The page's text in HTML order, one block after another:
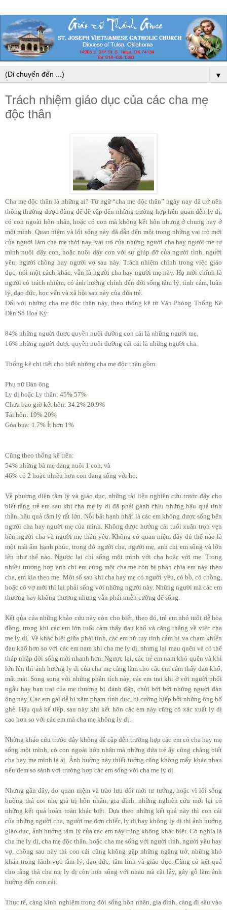
▼
Trách nhiệm giáo dục của các cha mẹ
độc thân
Cha mẹ độc thân là những ai? Từ ngữ “cha mẹ độc thân” ngày nay đã trở nên
thông thường được dùng để đề cập đến những trường hợp liên quan đến ly dị,
có con ngoài hôn nhân, hoặc có con mà không kết hôn nhưng ở chung hay ở
một mình. Quan niệm và lối sống này đã dẫn đến một trong những vai trò mới
của người làm cha mẹ thời nay, vai trò của những người cha hay người mẹ tự
mình nuôi dậy con, hoặc nuôi dậy con với sự giúp đỡ của người tình, người
yêu, người chồng hay người vợ sau này. Trách nhiệm chính trong việc giáo
dục, nói một cách khác, vẫn là người cha hay người mẹ này. Họ mới chính là
người có trách nhiệm, có ảnh hưởng chính đến đời sống tâm lý, tình cảm, luân
lý, đạo đức, học vấn và xã hội sau này của đứa trẻ.
Đối với những cha mẹ độc thân này, theo thống kê từ Văn Phòng Thống Kê
Dân Số Hoa Kỳ:
84% những người được quyền nuôi dưỡng con cái là những người mẹ,
16% những người được quyền nuôi dưỡng cái cái là những người cha.
Thống kê chi tiết cho biết những cha mẹ độc thân gồm:
Phụ nữ Đàn ông
Ly dị hoặc Ly thân: 45% 57%
Chưa bao giờ kết hôn: 34.2% 20.9%
Tái hôn: 19% 20%
Góa bụa: 1.7% Ít hơn 1%
Cũng theo thống kê trên:
54% những bà mẹ đang nuôi 1 con, và
46% có 2 hoặc nhiều hơn con đang sống với họ.
Về phương diện tâm lý và giáo dục, những tài liệu nghiên cứu trước đây cho
biết rằng trẻ em sau khi cha mẹ ly dị đã phải gánh chịu những hậu quả tinh
thần, hậu quả tâm lý rất lớn. Nỗi bất hạnh nhất là các em không được sống bên
người cha hay người mẹ của mình. Không được hưởng cái tuổi xuân trọn vẹn
bên người cha và người mẹ thân yêu. Không có quan niệm đầy đủ thế nào là
một mái ấm hạnh phúc, trong đó người cha, người mẹ, anh chị em sống và lớn
lên như thế nào. Ngược lại chỉ sống một mình với cha hoặc với mẹ. Trong
nhiều trường hợp anh chị em cùng một cha mẹ còn bị phân chia em này theo
cha, em kia theo mẹ. Một số sau khi cha hay mẹ có người yêu, có bồ, có chồng,
hoặc có vợ mới thì lại phải sống với những người này. Những người mà các em
thương hay không thương nhưng vẫn phải miễn cưỡng để sống.
Kết qủa của những khảo cứu này còn cho biết, theo đó, trẻ em nhỏ tuổi dễ hòa
đồng, trong khi các em lớn tuổi cảm thấy đau khổ và căng thẳng về việc cha
mẹ ly dị. Về khác biệt giữa phái tính, các em nữ tuy tình cảm bị va chạm khiến
đau khổ hơn so với các em nam khi cha mẹ ly dị, nhưng lại mau quên và có thể
tháp nhập đời sống mới nhanh hơn. Ngược lại, các trẻ em nam khó quên và khi
lớn lên thì ảnh hưởng ly dị của cha mẹ càng làm cho các em cảm thấy đau khổ,
mất mát. Song song với những phân tích này, các em trai khi ở với người phối
ngẫu hay bạn trai của mẹ thường bị đánh đập, chửi bới bởi những người đàn
ông này. Các em gái dễ bị xâm phạm tình dục, bị cưỡng hiếp bởi những ông bố
ghẻ. Hậu quả kế tiếp, sau này khi kết hôn các em này cũng có xác xuất ly dị
cao hơn so với các em mà cha mẹ không ly dị.
Những khảo cứu trước đây không đề cập đến trường hợp các em có cha hay mẹ
sống một mình, có con ngoài hôn nhân mà những đứa trẻ ấy cũng chẳng biết
cha hay mẹ mình là ai. Ảnh hưởng này thiết tưởng cũng không mấy khác nhau
nếu đem so sánh với trường hợp các em sống với cha mẹ ly dị.
Nhưng gần đây, do quan niệm và trào lưu đổi mới tư tưởng, hoặc vì lối sống
buông thả coi nhẹ giá trị hôn nhân, gia đình, những nghiên cứu mới lại có
những kết quả hoàn toàn khác biệt. Dựa theo những kết quả này thì con cái
của những người cha, người mẹ đơn chiếc, ly dị hay không ly dị thì ảnh hưởng
giáo dục, ảnh hưởng tâm lý của các em này cũng không khác biệt. Có nghĩa là
cha mẹ ly dị, cha mẹ độc thân, hoặc cha mẹ sống với người tình, người yêu hay
vợ, chồng sau này thì con cái cũng không gặp những ngãng trở, những khó
khăn trong lãnh vực tâm lý, đạo đức, tâm linh và giáo dục. Cũng có kết quả
cho rằng thà cha mẹ ly dị còn hơn sống với nhau mà cãi lẫy, gây gỗ làm ảnh
hưởng đến con cái.
Thực tế, càng kinh nghiệm trong đời sống hôn nhân, gia đình, càng đi sâu vào